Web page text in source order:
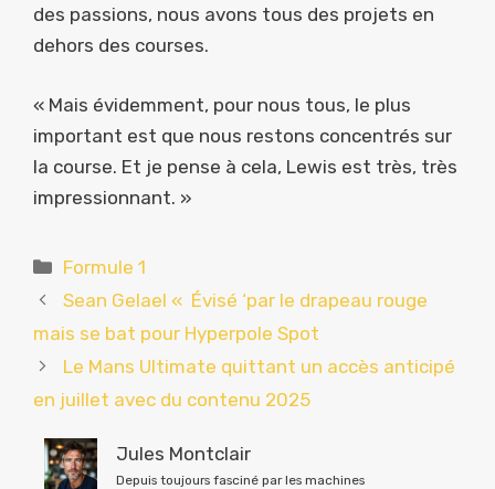
des passions, nous avons tous des projets en
dehors des courses.
« Mais évidemment, pour nous tous, le plus
important est que nous restons concentrés sur
la course. Et je pense à cela, Lewis est très, très
impressionnant. »
Catégories
Formule 1
Sean Gelael « Évisé ‘par le drapeau rouge
mais se bat pour Hyperpole Spot
Le Mans Ultimate quittant un accès anticipé
en juillet avec du contenu 2025
Jules Montclair
Depuis toujours fasciné par les machines